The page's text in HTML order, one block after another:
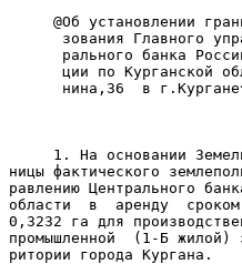
@Об установлении
зования Главного
рального банка
ции по Курганской
нина,36  в
1. На основании
ницы фактического
равлению Центрального
области  в  аренду
0,3232 га для
промышленной  (1-Б жилой)
ритории города Кургана.